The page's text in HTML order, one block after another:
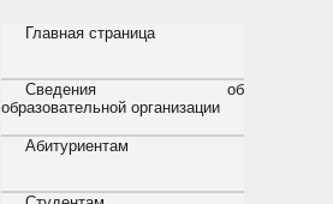
Главная страница
Сведения об
образовательной организации
Абитуриентам